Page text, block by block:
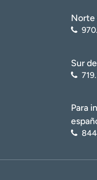
Norte
Sur
Para